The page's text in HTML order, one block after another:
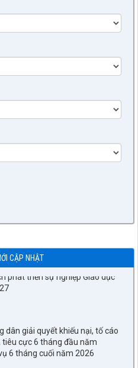
CẬP NHẬT
trận Tổ quốc tham gia xây
năm 2026, tổng hợp ý kiến,
đề xuất, kiến nghị với HĐND,
dự án đầu tư xây dựng
Đầu tư xây dựng các hạng
xanh…)
quyết danh mục công trình
giải quyết các kiến nghị
dân giải quyết khiếu nại, tố cáo
cực 6 tháng đầu năm
6 tháng cuối năm 2026